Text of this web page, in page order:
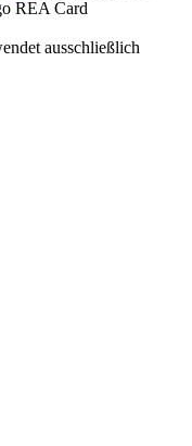
ausschließlich